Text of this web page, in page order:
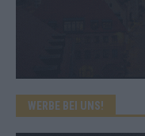
WERBE BEI UNS!